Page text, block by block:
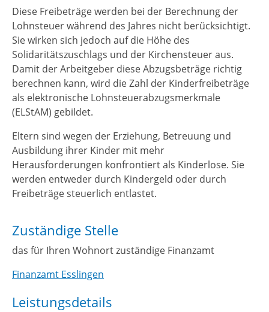
Diese Freibeträge werden bei der Berechnung der
Lohnsteuer während des Jahres nicht berücksichtigt.
Sie wirken sich jedoch auf die Höhe des
Solidaritätszuschlags und der Kirchensteuer aus.
Damit der Arbeitgeber diese Abzugsbeträge richtig
berechnen kann, wird die Zahl der Kinderfreibeträge
als elektronische Lohnsteuerabzugsmerkmale
(ELStAM) gebildet.
Eltern sind wegen der Erziehung, Betreuung und
Ausbildung ihrer Kinder mit mehr
Herausforderungen konfrontiert als Kinderlose. Sie
werden entweder durch Kindergeld oder durch
Freibeträge steuerlich entlastet.
Zuständige Stelle
das für Ihren Wohnort zuständige Finanzamt
Finanzamt Esslingen
Leistungsdetails